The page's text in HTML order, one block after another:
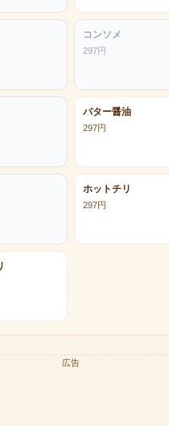
コンソメ
297円
バター醤油
297円
ホットチリ
297円
広告